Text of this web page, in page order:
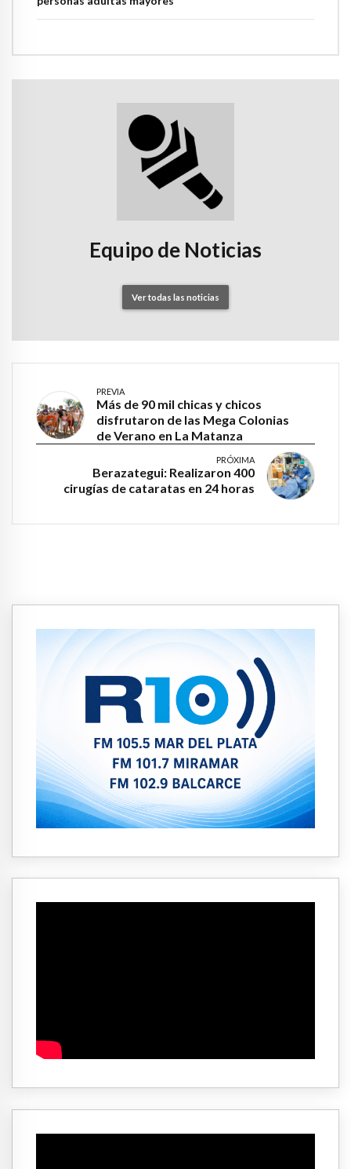
Equipo de Noticias
Ver todas las noticias
PREVIA
Más de 90 mil chicas y chicos
disfrutaron de las Mega Colonias
de Verano en La Matanza
PRÓXIMA
Berazategui: Realizaron 400
cirugías de cataratas en 24 horas